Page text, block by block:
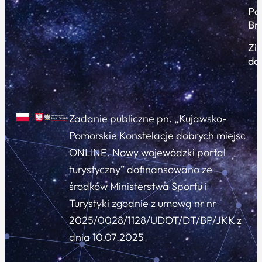
Zadanie publiczne pn. „Kujawsko-
Pomorskie Konstelacje dobrych miejsc
ONLINE. Nowy wojewódzki portal
turystyczny” dofinansowano ze
środków Ministerstwa Sportu i
Turystyki zgodnie z umową nr nr
2025/0028/1128/UDOT/DT/BP/JKK z
dnia 10.07.2025